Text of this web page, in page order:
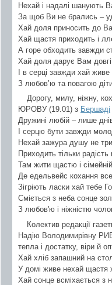
Нехай і надалі шанують
За щоб Ви не брались –
Хай доля приносить до
Хай щастя приходить і
А горе обходить завжди
Хай доля дарує Вам довгі
І в серці завжди хай живе
З любов’ю та повагою
Дорогу, милу, ніжну,
ЮРОВУ (19.01) з Бершаді
Дружині любій – лише
І серцю бути завжди
Нехай зажура душу не
Приходить тільки радість
Там жити щастю і сімейній
Де едельвейс кохання
Зігріють ласки хай тебе
Сміється з неба сонце
З любов'ю і ніжністю
Колектив редакції
Надію Володимирівну
тепла і достатку, віри й
Хай хліб запашний на
У домі живе нехай щастя
Хай сонце всміхається з